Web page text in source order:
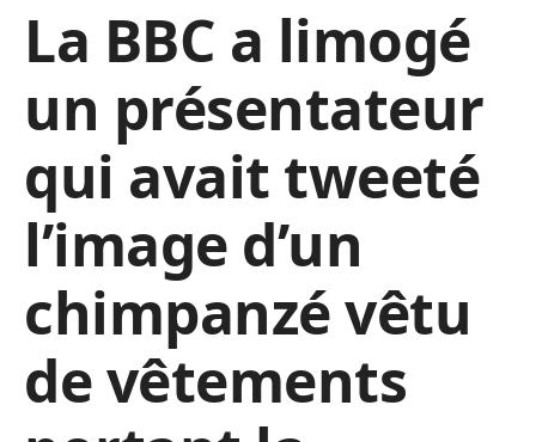
La BBC a limogé
un présentateur
qui avait tweeté
l’image d’un
chimpanzé vêtu
de vêtements